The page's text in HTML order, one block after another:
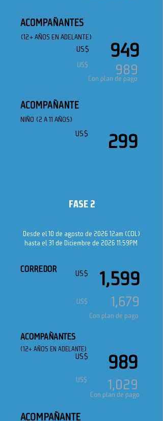
ACOMPAÑANTES
(12+ AÑOS EN ADELANTE)
US$
US$
949
989
Con plan de pago
ACOMPAÑANTE
NIÑO (2 A 11 AÑOS)
US$ 299
FASE 2
Desde el 10 de agosto de 2026 12am (COL)
hasta el 31 de Diciembre de 2026 11:59PM
CORREDOR 1,599
US$
1,679
US$
Con plan de pago
ACOMPAÑANTES
(12+ AÑOS EN ADELANTE)
989
US$
1,029
US$
Con plan de pago
ACOMPAÑANTE